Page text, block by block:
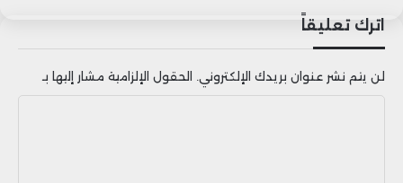
اترك تعليقاً
لن يتم نشر عنوان بريدك الإلكتروني. الحقول الإلزامية مشار إليها بـ